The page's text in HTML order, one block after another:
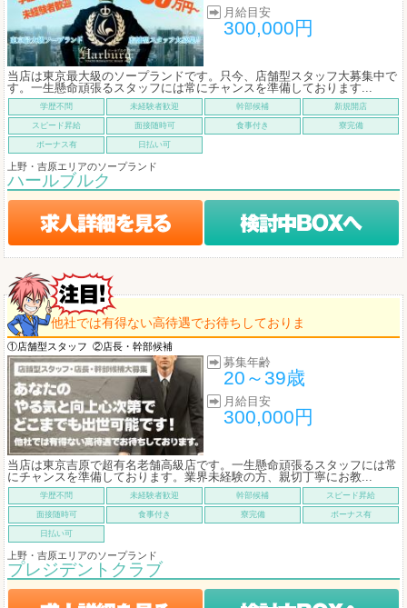
月給目安
300,000円
当店は東京最大級のソープランドです。只今、店舗型スタッフ大募集中で
す。一生懸命頑張るスタッフには常にチャンスを準備しております...
学歴不問 未経験者歓迎 幹部候補 新規開店
スピード昇給 面接随時可 食事付き 寮完備
ボーナス有 日払い可
上野・吉原エリアのソープランド
ハールブルク
他社では有得ない高待遇でお待ちしておりま
①店舗型スタッフ ②店長・幹部候補
募集年齢
20～39歳
月給目安
300,000円
当店は東京吉原で超有名老舗高級店です。一生懸命頑張るスタッフには常
にチャンスを準備しております。業界未経験の方、親切丁寧にお教...
学歴不問 未経験者歓迎 幹部候補 スピード昇給
面接随時可 食事付き 寮完備 ボーナス有
日払い可
上野・吉原エリアのソープランド
プレジデントクラブ